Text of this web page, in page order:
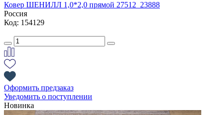
Ковер ШЕНИЛЛ 1,0*2,0 прямой 27512_23888
Россия
Код: 154129
Оформить предзаказ
Уведомить о поступлении
Новинка